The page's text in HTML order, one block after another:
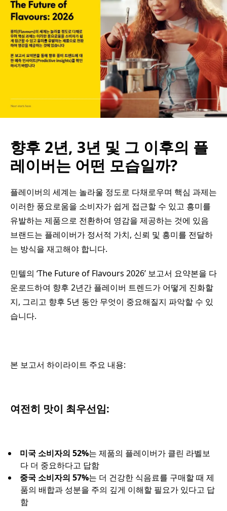
향후 2년, 3년 및 그 이후의 플
레이버는 어떤 모습일까?
플레이버의 세계는 놀라울 정도로 다채로우며 핵심 과제는
이러한 풍요로움을 소비자가 쉽게 접근할 수 있고 흥미를
유발하는 제품으로 전환하여 영감을 제공하는 것에 있음
브랜드는 플레이버가 정서적 가치, 신뢰 및 흥미를 전달하
는 방식을 재고해야 합니다.
민텔의 ‘The Future of Flavours 2026’ 보고서 요약본을 다
운로드하여 향후 2년간 플레이버 트렌드가 어떻게 진화할
지, 그리고 향후 5년 동안 무엇이 중요해질지 파악할 수 있
습니다.
본 보고서 하이라이트 주요 내용:
여전히 맛이 최우선임:
미국 소비자의 52%는 제품의 플레이버가 클린 라벨보
다 더 중요하다고 답함
중국 소비자의 57%는 더 건강한 식음료를 구매할 때 제
품의 배합과 성분을 주의 깊게 이해할 필요가 있다고 답
함